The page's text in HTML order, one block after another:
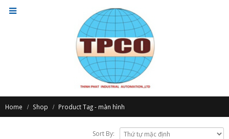
Home Shop Product Tag - màn hình
Sort By: